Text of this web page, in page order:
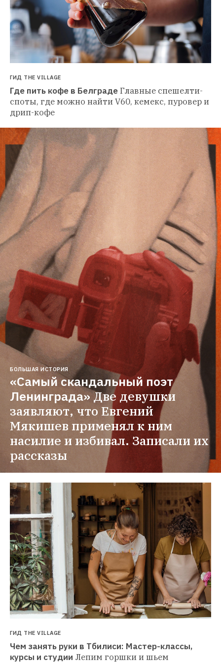
ГИД THE VILLAGE
Где пить кофе в БелградеГлавные спешелти-
споты, где можно найти V60, кемекс, пуровер и
дрип-кофе
БОЛЬШАЯ ИСТОРИЯ
«Самый скандальный поэт
Ленинграда»Две девушки
заявляют, что Евгений
Мякишев применял к ним
насилие и избивал. Записали их
рассказы
ГИД THE VILLAGE
Чем занять руки в Тбилиси: Мастер-классы,
курсы и студии Лепим горшки и шьем